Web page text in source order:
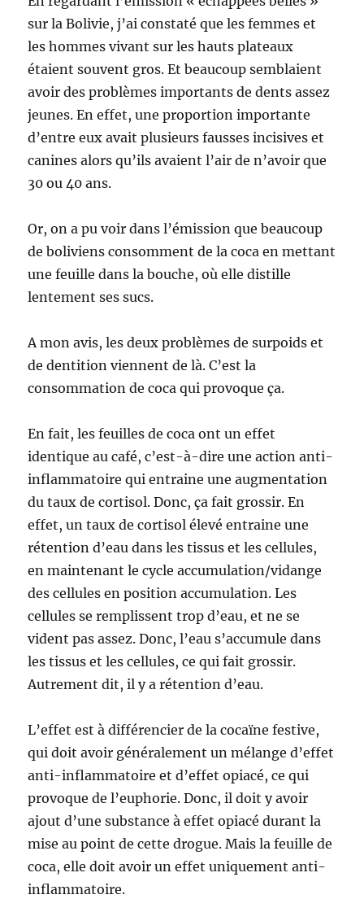
sur la Bolivie, j’ai constaté que les femmes et
les hommes vivant sur les hauts plateaux
étaient souvent gros. Et beaucoup semblaient
avoir des problèmes importants de dents assez
jeunes. En effet, une proportion importante
d’entre eux avait plusieurs fausses incisives et
canines alors qu’ils avaient l’air de n’avoir que
30 ou 40 ans.
Or, on a pu voir dans l’émission que beaucoup
de boliviens consomment de la coca en mettant
une feuille dans la bouche, où elle distille
lentement ses sucs.
A mon avis, les deux problèmes de surpoids et
de dentition viennent de là. C’est la
consommation de coca qui provoque ça.
En fait, les feuilles de coca ont un effet
identique au café, c’est-à-dire une action anti-
inflammatoire qui entraine une augmentation
du taux de cortisol. Donc, ça fait grossir. En
effet, un taux de cortisol élevé entraine une
rétention d’eau dans les tissus et les cellules,
en maintenant le cycle accumulation/vidange
des cellules en position accumulation. Les
cellules se remplissent trop d’eau, et ne se
vident pas assez. Donc, l’eau s’accumule dans
les tissus et les cellules, ce qui fait grossir.
Autrement dit, il y a rétention d’eau.
L’effet est à différencier de la cocaïne festive,
qui doit avoir généralement un mélange d’effet
anti-inflammatoire et d’effet opiacé, ce qui
provoque de l’euphorie. Donc, il doit y avoir
ajout d’une substance à effet opiacé durant la
mise au point de cette drogue. Mais la feuille de
coca, elle doit avoir un effet uniquement anti-
inflammatoire.